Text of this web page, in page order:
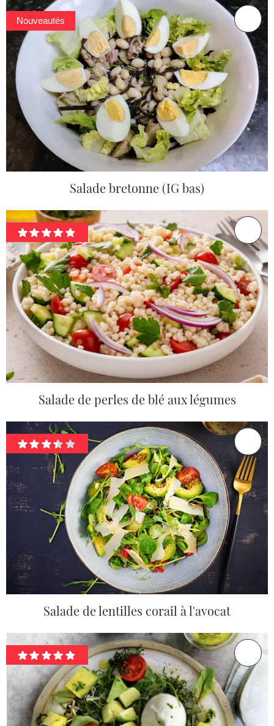
Nouveautés
Salade bretonne (IG bas)
Salade de perles de blé aux légumes
Salade de lentilles corail à l'avocat